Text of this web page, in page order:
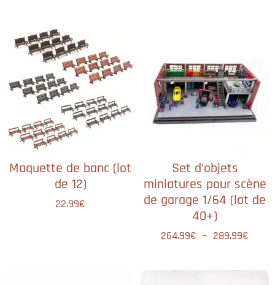
Maquette de banc (lot
de 12)
22.99€
Set d’objets
miniatures pour scène
de garage 1/64 (lot de
40+)
264.99€ – 289.99€